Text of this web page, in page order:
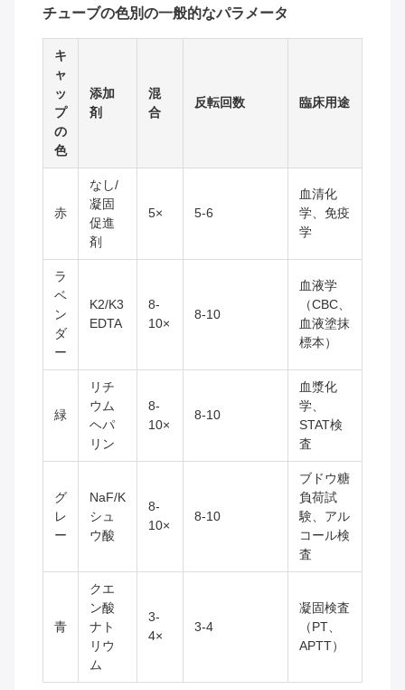
チューブの色別の一般的なパラメータ
キ
ャ
ッ
プ
の
色
添加
剤
混
合
反転回数 臨床用途
赤
なし/
凝固
促進
剤
5× 5-6
血清化
学、免疫
学
ラ
ベ
ン
ダ
ー
K2/K3
EDTA
8-
10×
8-10
血液学
（CBC、
血液塗抹
標本）
緑
リチ
ウム
ヘパ
リン
8-
10×
8-10
血漿化
学、
STAT検
査
グ
レ
ー
NaF/K
シュ
ウ酸
8-
10×
8-10
ブドウ糖
負荷試
験、アル
コール検
査
青
クエ
ン酸
ナト
リウ
ム
3-
4×
3-4
凝固検査
（PT、
APTT）